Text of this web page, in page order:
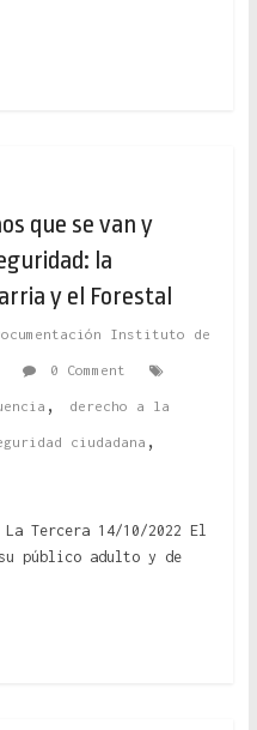
que se van y
la
y el Forestal
Instituto de
0 Comment
, derecho a la
ciudadana ,
La Tercera 14/10/2022 El
público adulto y de